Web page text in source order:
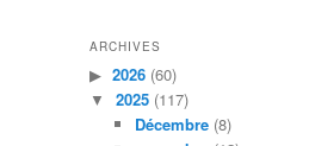
ARCHIVES
2026 (60)
2025 (117)
Décembre(8)